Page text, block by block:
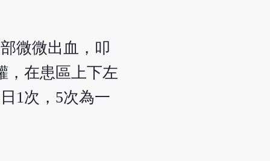
微微出血，叩
，在患區上下左
1次，5次為一